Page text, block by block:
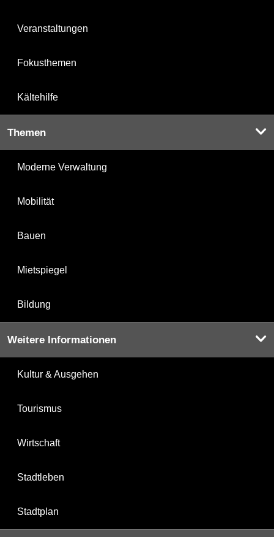
Veranstaltungen
Fokusthemen
Kältehilfe
Themen
Moderne Verwaltung
Mobilität
Bauen
Mietspiegel
Bildung
Weitere Informationen
Kultur & Ausgehen
Tourismus
Wirtschaft
Stadtleben
Stadtplan